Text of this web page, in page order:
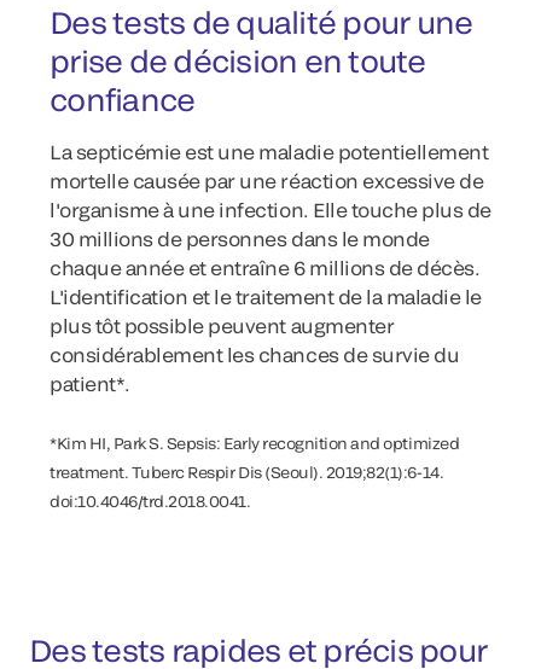
Des tests de qualité pour une
prise de décision en toute
confiance
La septicémie est une maladie potentiellement
mortelle causée par une réaction excessive de
l'organisme à une infection. Elle touche plus de
30 millions de personnes dans le monde
chaque année et entraîne 6 millions de décès.
L'identification et le traitement de la maladie le
plus tôt possible peuvent augmenter
considérablement les chances de survie du
patient*.
*Kim HI, Park S. Sepsis: Early recognition and optimized
treatment. Tuberc Respir Dis (Seoul). 2019;82(1):6-14.
doi:10.4046/trd.2018.0041.
Des tests rapides et précis pour